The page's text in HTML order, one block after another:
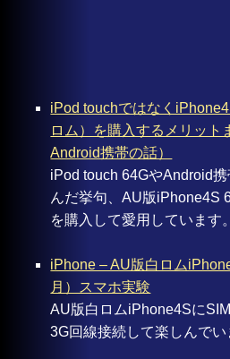
iPod touchではなく
ロム）を購入するメリット
Android携帯の話）
iPod touch 64GやAndroid
んだ挙句、AU版iPhone4S
を購入して愛用しています。
iPhone – AU版白ロム
月）スマホ実験
AU版白ロムiPhone4Sに
3G回線接続して楽しんでい